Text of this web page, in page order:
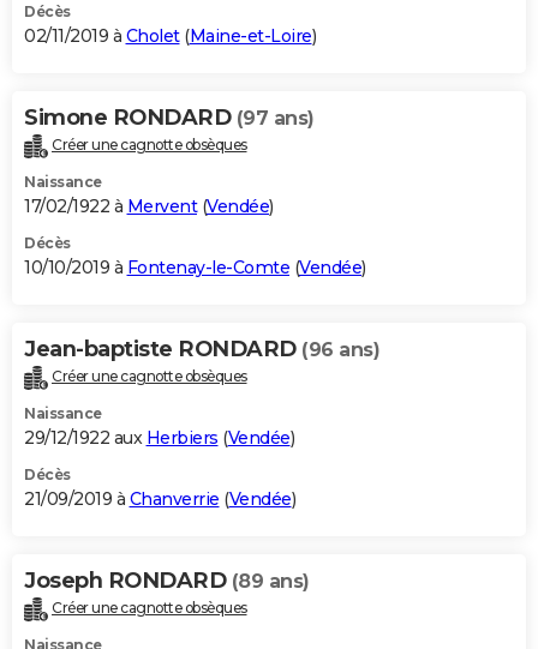
Décès
02/11/2019 à Cholet(Maine-et-Loire)
Simone RONDARD (97 ans)
Créer une cagnotte obsèques
Naissance
17/02/1922 à Mervent(Vendée)
Décès
10/10/2019 à Fontenay-le-Comte (Vendée)
Jean-baptiste RONDARD (96 ans)
Créer une cagnotte obsèques
Naissance
29/12/1922 aux Herbiers (Vendée)
Décès
21/09/2019 à Chanverrie (Vendée)
Joseph RONDARD (89 ans)
Créer une cagnotte obsèques
Naissance